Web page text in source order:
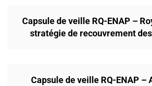
Capsule de veille RQ-ENAP –
stratégie de recouvrement
Capsule de veille RQ-ENAP –